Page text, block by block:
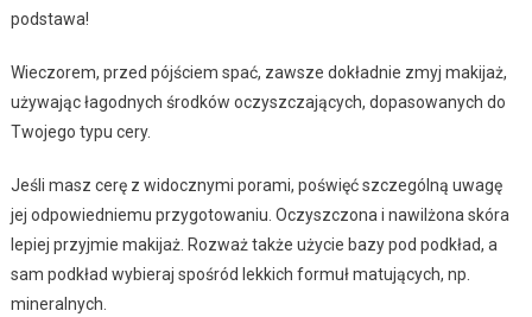
podstawa!
Wieczorem, przed pójściem spać, zawsze dokładnie zmyj makijaż,
używając łagodnych środków oczyszczających, dopasowanych do
Twojego typu cery.
Jeśli masz cerę z widocznymi porami, poświęć szczególną uwagę
jej odpowiedniemu przygotowaniu. Oczyszczona i nawilżona skóra
lepiej przyjmie makijaż. Rozważ także użycie bazy pod podkład, a
sam podkład wybieraj spośród lekkich formuł matujących, np.
mineralnych.